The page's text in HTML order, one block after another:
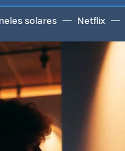
solares Netflix